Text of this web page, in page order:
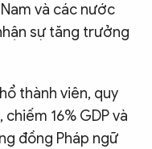
và các nước
sự tăng trưởng
thành viên, quy
16% GDP và
đồng Pháp ngữ